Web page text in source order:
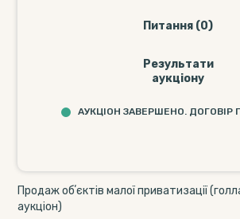
Питання (0)
Результати
аукціону
АУКЦІОН ЗАВЕРШЕНО. ДОГОВІР
Продаж обʼєктів малої приватизації
аукціон)